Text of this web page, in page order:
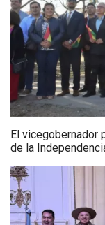
El vicegobernador
de la